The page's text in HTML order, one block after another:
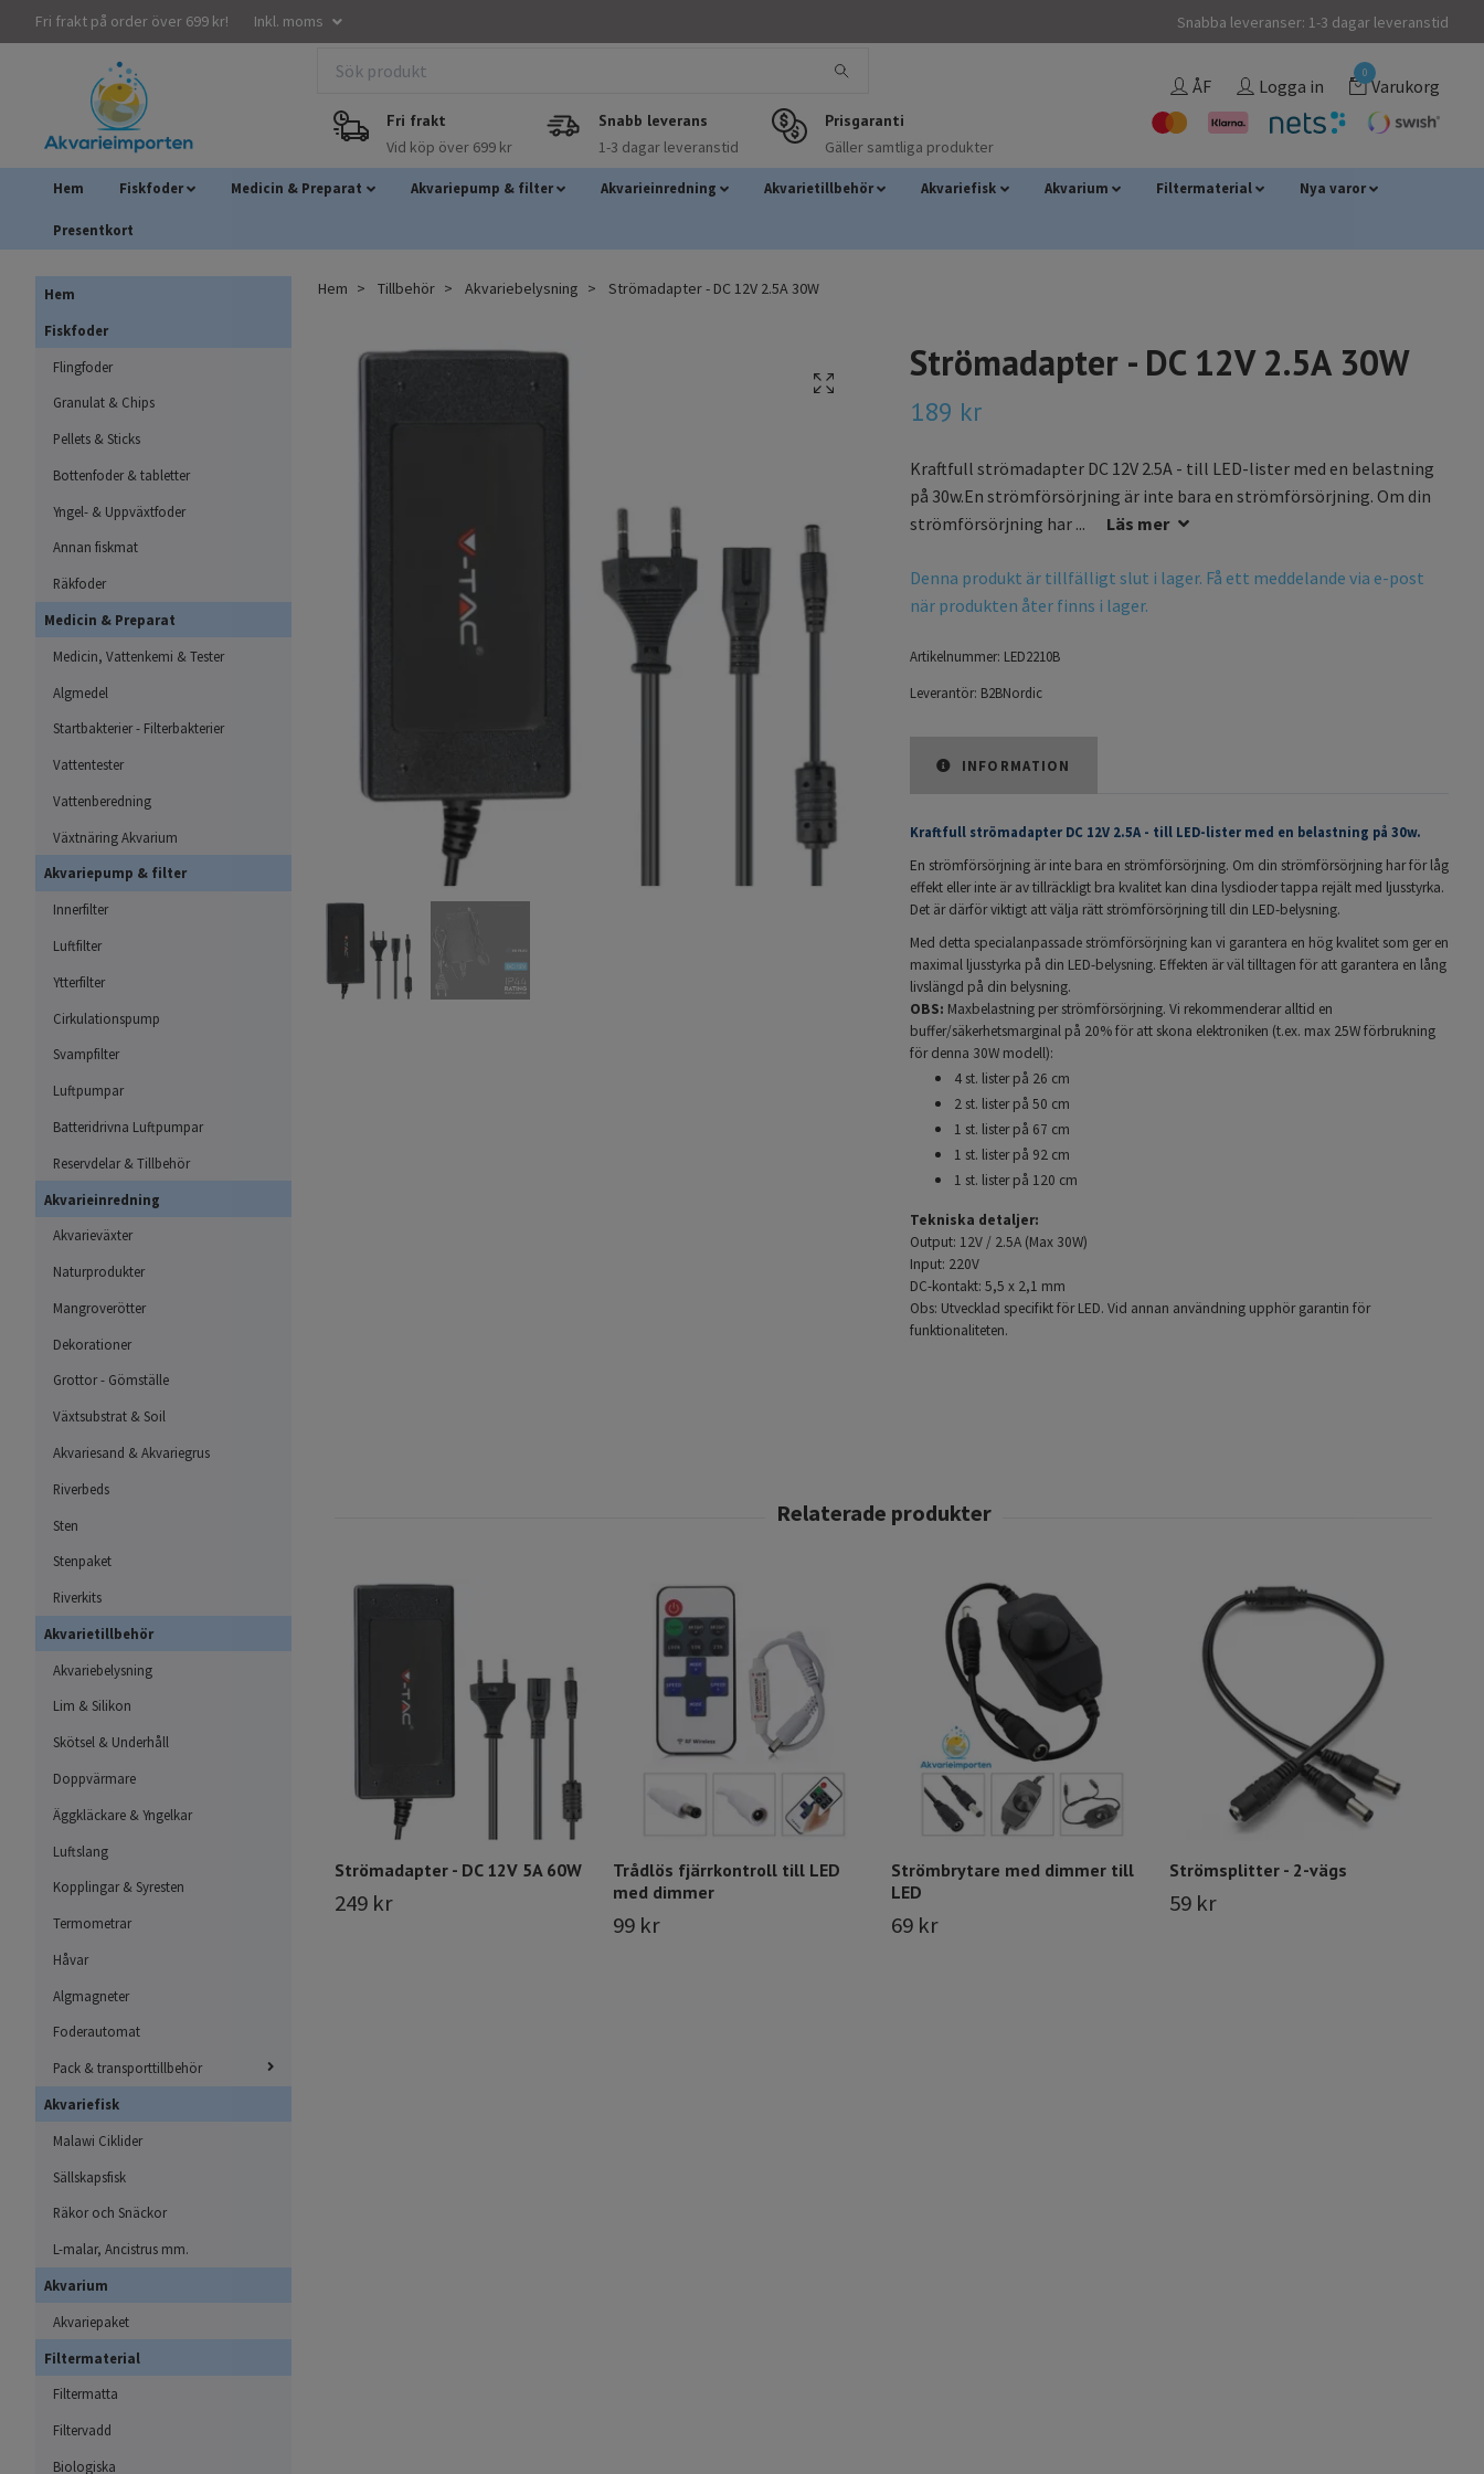
Fri frakt på order över 699 kr! Inkl. moms Snabba leveranser: 1-3 dagar leveranstid
Fri frakt
Vid köp över 699 kr
Snabb leverans
1-3 dagar leveranstid
Prisgaranti
Gäller samtliga produkter
ÅF Logga in
0
Varukorg
Hem Fiskfoder Medicin & Preparat Akvariepump & filter Akvarieinredning Akvarietillbehör Akvariefisk Akvarium Filtermaterial Nya varor
Presentkort
Hem
Fiskfoder
Flingfoder
Granulat & Chips
Pellets & Sticks
Bottenfoder & tabletter
Yngel- & Uppväxtfoder
Annan fiskmat
Räkfoder
Medicin & Preparat
Medicin, Vattenkemi & Tester
Algmedel
Startbakterier - Filterbakterier
Vattentester
Vattenberedning
Växtnäring Akvarium
Akvariepump & filter
Innerfilter
Luftfilter
Ytterfilter
Cirkulationspump
Svampfilter
Luftpumpar
Batteridrivna Luftpumpar
Reservdelar & Tillbehör
Akvarieinredning
Akvarieväxter
Naturprodukter
Mangroverötter
Dekorationer
Grottor - Gömställe
Växtsubstrat & Soil
Akvariesand & Akvariegrus
Riverbeds
Sten
Stenpaket
Riverkits
Akvarietillbehör
Akvariebelysning
Lim & Silikon
Skötsel & Underhåll
Doppvärmare
Äggkläckare & Yngelkar
Luftslang
Kopplingar & Syresten
Termometrar
Håvar
Algmagneter
Foderautomat
Pack & transporttillbehör
Akvariefisk
Malawi Ciklider
Sällskapsfisk
Räkor och Snäckor
L-malar, Ancistrus mm.
Akvarium
Akvariepaket
Filtermaterial
Filtermatta
Filtervadd
Biologiska
Hem Tillbehör Akvariebelysning Strömadapter - DC 12V 2.5A 30W
Strömadapter - DC 12V 2.5A 30W
189 kr
Kraftfull strömadapter DC 12V 2.5A - till LED-lister med en belastning
på 30w.En strömförsörjning är inte bara en strömförsörjning. Om din
strömförsörjning har ...
Läs mer
Denna produkt är tillfälligt slut i lager. Få ett meddelande via e-post
när produkten åter finns i lager.
Artikelnummer: LED2210B
Leverantör: B2BNordic
INFORMATION
Kraftfull strömadapter DC 12V 2.5A - till LED-lister med en belastning på 30w.
En strömförsörjning är inte bara en strömförsörjning. Om din strömförsörjning har för låg
effekt eller inte är av tillräckligt bra kvalitet kan dina lysdioder tappa rejält med ljusstyrka.
Det är därför viktigt att välja rätt strömförsörjning till din LED-belysning.
Med detta specialanpassade strömförsörjning kan vi garantera en hög kvalitet som ger en
maximal ljusstyrka på din LED-belysning. Effekten är väl tilltagen för att garantera en lång
livslängd på din belysning.
OBS: Maxbelastning per strömförsörjning. Vi rekommenderar alltid en
buffer/säkerhetsmarginal på 20% för att skona elektroniken (t.ex. max 25W förbrukning
för denna 30W modell):
4 st. lister på 26 cm
2 st. lister på 50 cm
1 st. lister på 67 cm
1 st. lister på 92 cm
1 st. lister på 120 cm
Tekniska detaljer:
Output: 12V / 2.5A (Max 30W)
Input: 220V
DC-kontakt: 5,5 x 2,1 mm
Obs: Utvecklad specifikt för LED. Vid annan användning upphör garantin för
funktionaliteten.
Strömadapter - DC 12V 5A 60W
249 kr
Trådlös fjärrkontroll till LED
med dimmer
99 kr
Strömbrytare med dimmer till
LED
69 kr
Strömsplitter - 2-vägs
59 kr